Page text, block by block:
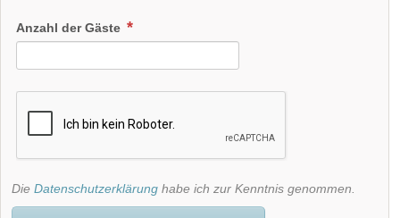
Anzahl der Gäste
Die Datenschutzerklärung habe ich zur Kenntnis genommen.